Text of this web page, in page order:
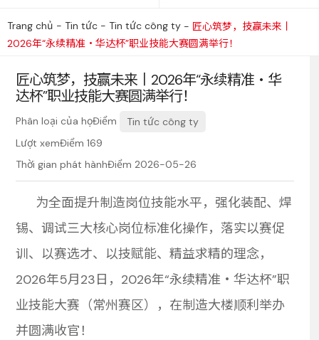
n
c
ủ
hi h ứ v ể
n
n
Trang chủ - Tin tức - Tin tức công ty - 匠心筑梦，技赢未来丨
2026年“永续精准・华达杯”职业技能大赛圆满举行！
匠心筑梦，技赢未来丨2026年“永续精准・华
达杯”职业技能大赛圆满举行！
Phân loại của họĐiểm
Tin tức công ty
Lượt xemĐiểm 169
Thời gian phát hànhĐiểm 2026-05-26
为全面提升制造岗位技能水平，强化装配、焊
锡、调试三大核心岗位标准化操作，落实以赛促
训、以赛选才、以技赋能、精益求精的理念，
2026年5月23日，2026年“永续精准・华达杯”职
业技能大赛（常州赛区），在制造大楼顺利举办
并圆满收官！